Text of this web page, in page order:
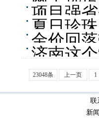
房集中
项目强
城市休
夏日珍
金价回
济南这
23048条 上一页 1
联
新